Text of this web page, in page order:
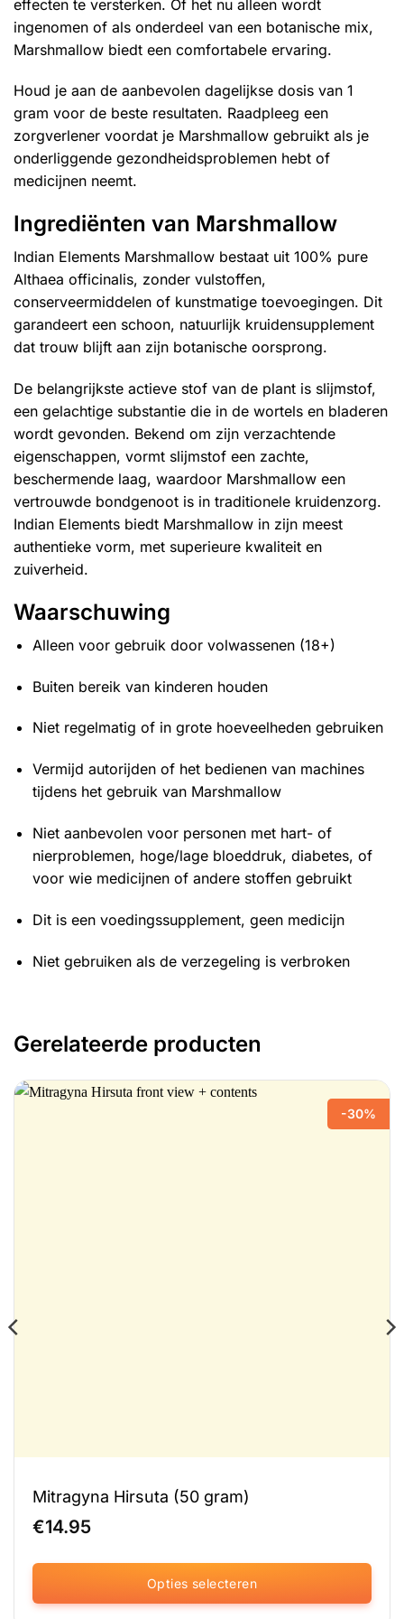
effecten te versterken. Of het nu alleen wordt
ingenomen of als onderdeel van een botanische mix,
Marshmallow biedt een comfortabele ervaring.
Houd je aan de aanbevolen dagelijkse dosis van 1
gram voor de beste resultaten. Raadpleeg een
zorgverlener voordat je Marshmallow gebruikt als je
onderliggende gezondheidsproblemen hebt of
medicijnen neemt.
Ingrediënten van Marshmallow
Indian Elements Marshmallow bestaat uit 100% pure
Althaea officinalis, zonder vulstoffen,
conserveermiddelen of kunstmatige toevoegingen. Dit
garandeert een schoon, natuurlijk kruidensupplement
dat trouw blijft aan zijn botanische oorsprong.
De belangrijkste actieve stof van de plant is slijmstof,
een gelachtige substantie die in de wortels en bladeren
wordt gevonden. Bekend om zijn verzachtende
eigenschappen, vormt slijmstof een zachte,
beschermende laag, waardoor Marshmallow een
vertrouwde bondgenoot is in traditionele kruidenzorg.
Indian Elements biedt Marshmallow in zijn meest
authentieke vorm, met superieure kwaliteit en
zuiverheid.
Waarschuwing
Alleen voor gebruik door volwassenen (18+)
Buiten bereik van kinderen houden
Niet regelmatig of in grote hoeveelheden gebruiken
Vermijd autorijden of het bedienen van machines
tijdens het gebruik van Marshmallow
Niet aanbevolen voor personen met hart- of
nierproblemen, hoge/lage bloeddruk, diabetes, of
voor wie medicijnen of andere stoffen gebruikt
Dit is een voedingssupplement, geen medicijn
Niet gebruiken als de verzegeling is verbroken
Gerelateerde producten
-30%
Mitragyna Hirsuta (50 gram)
€14.95
Opties selecteren
Dit